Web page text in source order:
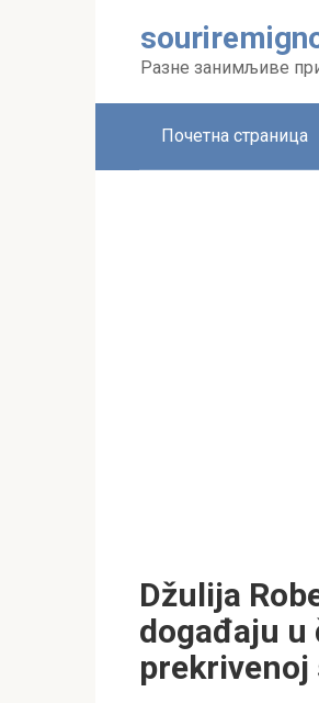
Разне занимљиве
Почетна страница
Džulija
događaju u
prekrivenoj